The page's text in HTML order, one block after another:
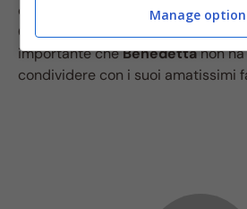
e nipote. “Tuo nipote ti assomiglia
Congratulazioni”. Insomma, un
importante cheBenedettanon
condividere con i suoi amatissimi
Manage